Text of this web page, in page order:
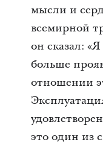
мысли и
всемирной
он сказал:
больше
отношении
это один из